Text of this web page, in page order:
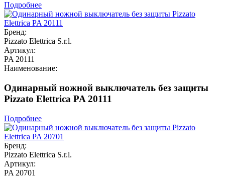
Подробнее
Бренд:
Pizzato Elettrica S.r.l.
Артикул:
PA 20111
Наименование:
Одинарный ножной выключатель без защиты
Pizzato Elettrica PA 20111
Подробнее
Бренд:
Pizzato Elettrica S.r.l.
Артикул:
PA 20701